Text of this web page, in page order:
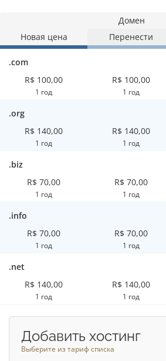
Домен
Новая цена
Перенести
.com
R$ 100,00
1 год
R$ 100,00
1 год
.org
R$ 140,00
1 год
R$ 140,00
1 год
.biz
R$ 70,00
1 год
R$ 70,00
1 год
.info
R$ 70,00
1 год
R$ 70,00
1 год
.net
R$ 140,00
1 год
R$ 140,00
1 год
Добавить хостинг
Выберите из тариф списка